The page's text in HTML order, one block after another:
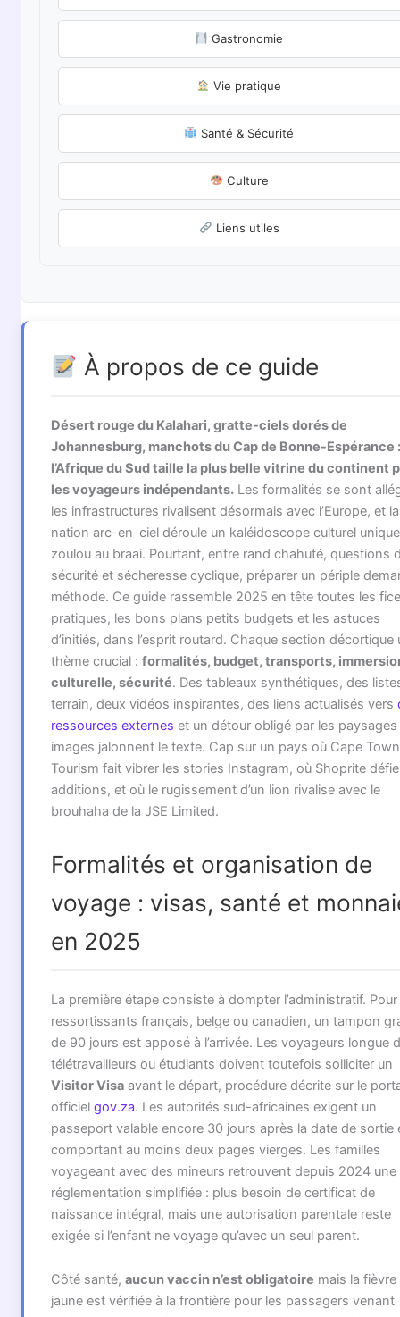
Gastronomie
Vie pratique
Santé & Sécurité
Culture
Liens utiles
À propos de ce guide
Désert rouge du Kalahari, gratte-ciels dorés de
Johannesburg, manchots du Cap de Bonne-Espérance :
l’Afrique du Sud taille la plus belle vitrine du continent
les voyageurs indépendants.Les formalités se sont
les infrastructures rivalisent désormais avec l’Europe, et la
nation arc-en-ciel déroule un kaléidoscope culturel
zoulou au braai. Pourtant, entre rand chahuté, questions
sécurité et sécheresse cyclique, préparer un périple
méthode. Ce guide rassemble 2025 en tête toutes les
pratiques, les bons plans petits budgets et les astuces
d’initiés, dans l’esprit routard. Chaque section décortique
thème crucial : formalités, budget, transports,
culturelle, sécurité. Des tableaux synthétiques, des
terrain, deux vidéos inspirantes, des liens actualisés vers
ressources externes et un détour obligé par les paysages
images jalonnent le texte. Cap sur un pays où Cape Town
Tourism fait vibrer les stories Instagram, où Shoprite
additions, et où le rugissement d’un lion rivalise avec le
brouhaha de la JSE Limited.
Formalités et organisation de
voyage : visas, santé et
en 2025
La première étape consiste à dompter l’administratif. Pour
ressortissants français, belge ou canadien, un tampon
de 90 jours est apposé à l’arrivée. Les voyageurs longue
télétravailleurs ou étudiants doivent toutefois solliciter un
Visitor Visaavant le départ, procédure décrite sur le
officiel gov.za. Les autorités sud-africaines exigent un
passeport valable encore 30 jours après la date de sortie
comportant au moins deux pages vierges. Les familles
voyageant avec des mineurs retrouvent depuis 2024 une
réglementation simplifiée : plus besoin de certificat de
naissance intégral, mais une autorisation parentale reste
exigée si l’enfant ne voyage qu’avec un seul parent.
Côté santé, aucun vaccin n’est obligatoire mais la fièvre
jaune est vérifiée à la frontière pour les passagers venant